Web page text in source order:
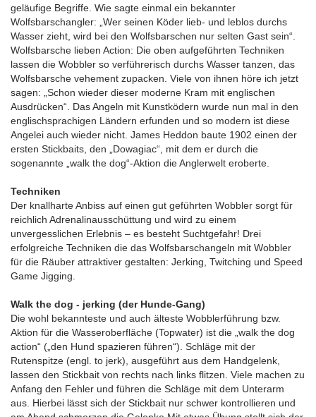
geläufige Begriffe. Wie sagte einmal ein bekannter
Wolfsbarschangler: „Wer seinen Köder lieb- und leblos durchs
Wasser zieht, wird bei den Wolfsbarschen nur selten Gast sein“.
Wolfsbarsche lieben Action: Die oben aufgeführten Techniken
lassen die Wobbler so verführerisch durchs Wasser tanzen, das
Wolfsbarsche vehement zupacken. Viele von ihnen höre ich jetzt
sagen: „Schon wieder dieser moderne Kram mit englischen
Ausdrücken“. Das Angeln mit Kunstködern wurde nun mal in den
englischsprachigen Ländern erfunden und so modern ist diese
Angelei auch wieder nicht. James Heddon baute 1902 einen der
ersten Stickbaits, den „Dowagiac“, mit dem er durch die
sogenannte „walk the dog“-Aktion die Anglerwelt eroberte.
Techniken
Der knallharte Anbiss auf einen gut geführten Wobbler sorgt für
reichlich Adrenalinausschüttung und wird zu einem
unvergesslichen Erlebnis – es besteht Suchtgefahr! Drei
erfolgreiche Techniken die das Wolfsbarschangeln mit Wobbler
für die Räuber attraktiver gestalten: Jerking, Twitching und Speed
Game Jigging.
Walk the dog - jerking (der Hunde-Gang)
Die wohl bekannteste und auch älteste Wobblerführung bzw.
Aktion für die Wasseroberfläche (Topwater) ist die „walk the dog
action“ („den Hund spazieren führen“). Schläge mit der
Rutenspitze (engl. to jerk), ausgeführt aus dem Handgelenk,
lassen den Stickbait von rechts nach links flitzen. Viele machen zu
Anfang den Fehler und führen die Schläge mit dem Unterarm
aus. Hierbei lässt sich der Stickbait nur schwer kontrollieren und